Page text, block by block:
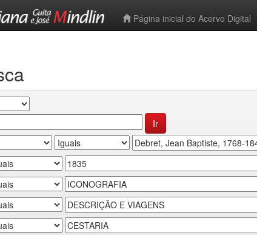
Página inicial do Acervo Digital